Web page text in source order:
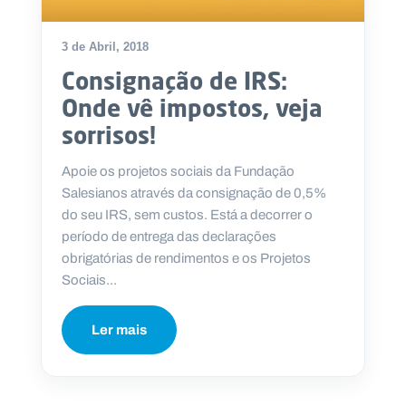
3 de Abril, 2018
Consignação de IRS:
Onde vê impostos, veja
sorrisos!
Apoie os projetos sociais da Fundação
Salesianos através da consignação de 0,5%
do seu IRS, sem custos. Está a decorrer o
período de entrega das declarações
obrigatórias de rendimentos e os Projetos
Sociais...
Ler mais
O
R
T
A
I
N
L
S
a
l
e
i
a